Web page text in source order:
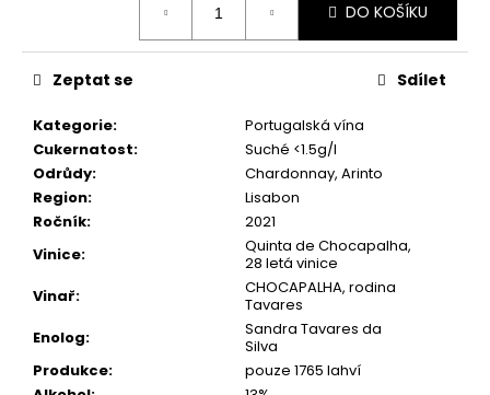
DO KOŠÍKU
Kategorie:
Portugalská vína
Cukernatost:
Suché <1.5g/l
Odrůdy:
Chardonnay, Arinto
Region:
Lisabon
Ročník:
2021
Vinice:
Quinta de Chocapalha,
28 letá vinice
Vinař:
CHOCAPALHA, rodina
Tavares
Enolog:
Sandra Tavares da
Silva
Produkce:
pouze 1765 lahví
Zeptat se Sdílet
j
e
m
e
AZORSKÝ
TUŇÁK
CORRETORA
JEMNĚ
ZELENINOVOU
CALDEIRADA
85
Kč